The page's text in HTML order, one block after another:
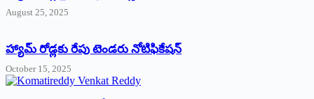
August 25, 2025
హ్యామ్‌ రోడ్లకు రేపు టెండరు నోటిఫికేషన్‌
October 15, 2025